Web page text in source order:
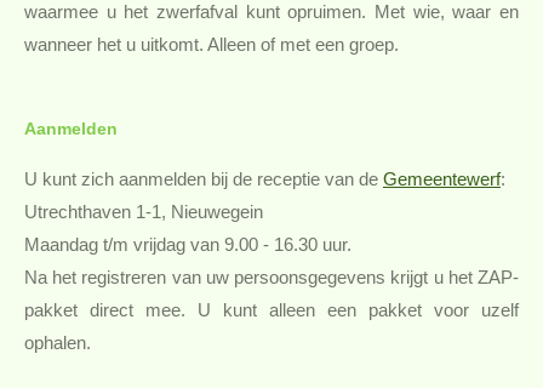
waarmee u het zwerfafval kunt opruimen. Met wie, waar en
wanneer het u uitkomt. Alleen of met een groep.
Aanmelden
U kunt zich aanmelden bij de receptie van de Gemeentewerf:
Utrechthaven 1-1, Nieuwegein
Maandag t/m vrijdag van 9.00 - 16.30 uur.
Na het registreren van uw persoonsgegevens krijgt u het ZAP-
pakket direct mee. U kunt alleen een pakket voor uzelf
ophalen.